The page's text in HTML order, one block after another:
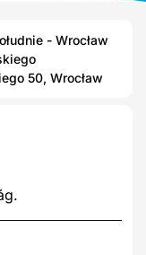
- Wrocław
50, Wrocław